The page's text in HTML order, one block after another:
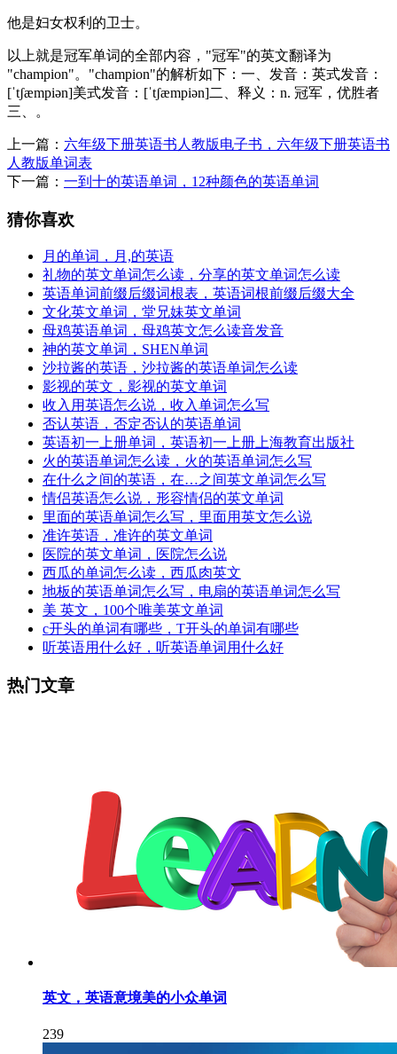
他是妇女权利的卫士。
以上就是冠军单词的全部内容，"冠军"的英文翻译为
"champion"。"champion"的解析如下：一、发音：英式发音：
[ˈtʃæmpiən]美式发音：[ˈtʃæmpiən]二、释义：n. 冠军，优胜者
三、。
上一篇： 六年级下册英语书人教版电子书，六年级下册英语书
人教版单词表
下一篇： 一到十的英语单词，12种颜色的英语单词
猜你喜欢
月的单词，月,的英语
礼物的英文单词怎么读，分享的英文单词怎么读
英语单词前缀后缀词根表，英语词根前缀后缀大全
文化英文单词，堂兄妹英文单词
母鸡英语单词，母鸡英文怎么读音发音
神的英文单词，SHEN单词
沙拉酱的英语，沙拉酱的英语单词怎么读
影视的英文，影视的英文单词
收入用英语怎么说，收入单词怎么写
否认英语，否定否认的英语单词
英语初一上册单词，英语初一上册上海教育出版社
火的英语单词怎么读，火的英语单词怎么写
在什么之间的英语，在…之间英文单词怎么写
情侣英语怎么说，形容情侣的英文单词
里面的英语单词怎么写，里面用英文怎么说
准许英语，准许的英文单词
医院的英文单词，医院怎么说
西瓜的单词怎么读，西瓜肉英文
地板的英语单词怎么写，电扇的英语单词怎么写
美 英文，100个唯美英文单词
c开头的单词有哪些，T开头的单词有哪些
听英语用什么好，听英语单词用什么好
热门文章
英文，英语意境美的小众单词
239